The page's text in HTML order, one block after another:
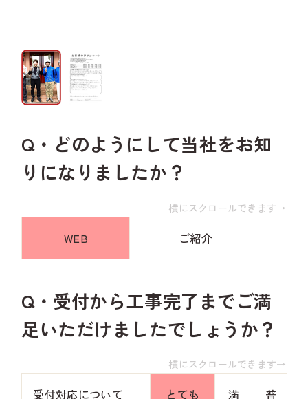
Q・どのようにして当社をお知
りになりましたか？
横にスクロールできます→
WEB ご紹介
Q・受付から工事完了までご満
足いただけましたでしょうか？
横にスクロールできます→
受付対応について
とても
満
普